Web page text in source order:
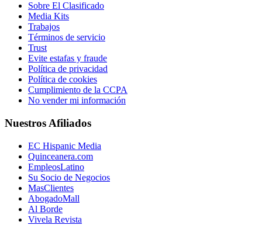
Sobre El Clasificado
Media Kits
Trabajos
Términos de servicio
Trust
Evite estafas y fraude
Política de privacidad
Política de cookies
Cumplimiento de la CCPA
No vender mi información
Nuestros Afiliados
EC Hispanic Media
Quinceanera.com
EmpleosLatino
Su Socio de Negocios
MasClientes
AbogadoMall
Al Borde
Vivela Revista